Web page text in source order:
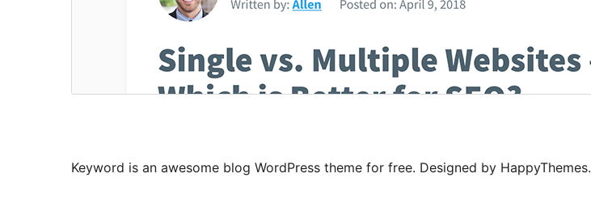
Keyword is an awesome blog WordPress theme for free. Designed by HappyThemes.